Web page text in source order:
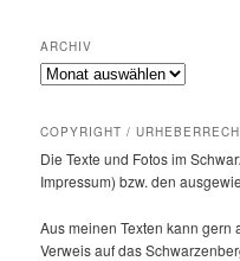
ARCHIV
Archiv
COPYRIGHT /
Die Texte und Fotos im
Impressum) bzw. den
Aus meinen Texten kann
Verweis auf das